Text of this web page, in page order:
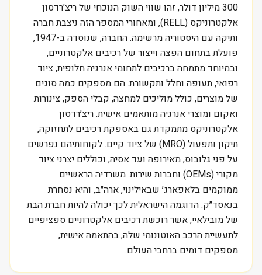
300 מיליון דולר, זהו שווי השוק הנוכחי של ריצ׳רדסון
אלקטרוניקס (RELL), ומאחורי המספר הזה ניצבת חברה
ותיקה עם היסטוריה מרשימה. החברה, שנוסדה ב-1947,
פועלת בתחום הפצה וייצור של רכיבים אלקטרוניים,
ובמיוחד מתמחה ברכיבים לתחומי אנרגיה חלופית, ציוד
רפואי, תעופה וחלל ותקשורת. הם מספקים כמה סוגים
של מוצרים, כולל מוליכים למחצה, קבלי הספק, צינורות
ואקום ומוצרי אנרגיה מותאמים אישית. ריצ׳רדסון
אלקטרוניקס מתמקדת גם באספקת רכיבים לתחזוקה,
תיקון ותפעול (MRO) של ציוד קיים. לקוחותיהם נפרשים
על פני גלובוס, מאירופה ועד אסיה, וכוללים יצרני ציוד
מקורי (OEMs) וחברות שירות. משרדיה הראשיים
ממוקמים בלאפארג׳ שבאילינוי, ארה״ב, והיא נסחרת
בנאסד״ק. הדוגמה הישראלית לכך יכולה להיות חברת הבת
של מובילאיי, אשר רוכשת רכיבים אלקטרוניים ספציפיים
לתעשיית הרכב האוטונומי שלה, בהתאמה אישית,
מספקים דומים ברחבי העולם.